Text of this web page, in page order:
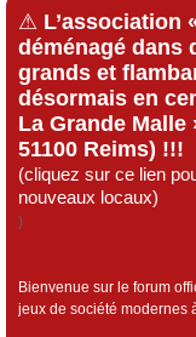
⚠ L’association
déménagé dans
grands et
désormais en
La Grande Malle
51100 Reims) !!!
(cliquez sur ce lien
nouveaux locaux)
)
Bienvenue sur le forum
jeux de société modernes